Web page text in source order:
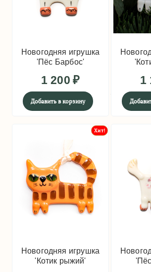
Новогодняя игрушка
'Пёс Барбос'
1 200 ₽
Добавить в корзину
1
Хит!
Новогодняя игрушка
'Котик рыжий'